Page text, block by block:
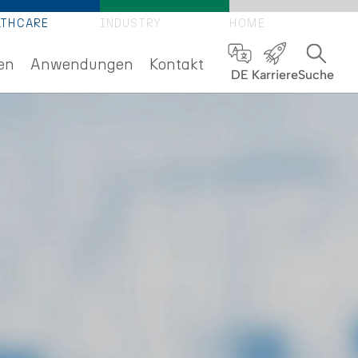
INDUSTRY HOME
Anwendungen Kontakt
DE KarriereSuche